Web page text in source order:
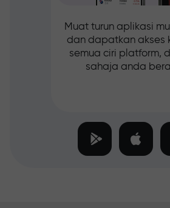
Muat turun aplikasi
dan dapatkan akses
semua ciri platform,
sahaja anda